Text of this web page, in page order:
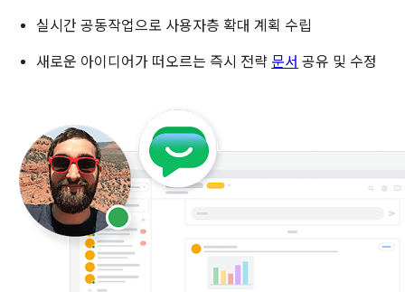
실시간 공동작업으로 사용자층 확대 계획 수립
새로운 아이디어가 떠오르는 즉시 전략 문서 공유 및 수정